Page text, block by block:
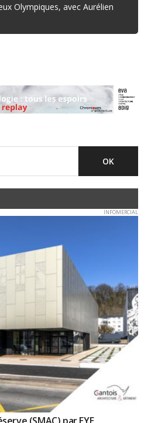
Olympiques, avec Aurélien
INFOMERCIAL